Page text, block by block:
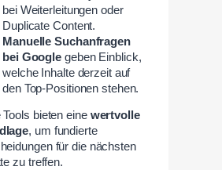
bei Weiterleitungen oder
Duplicate Content.
Manuelle Suchanfragen
bei Google geben Einblick,
welche Inhalte derzeit auf
den Top-Positionen stehen.
Tools bieten eine wertvolle
, um fundierte
für die nächsten
zu treffen.